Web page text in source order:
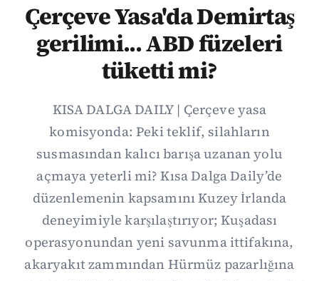
Çerçeve Yasa'da Demirtaş
gerilimi... ABD füzeleri
tüketti mi?
KISA DALGA DAILY | Çerçeve yasa
komisyonda: Peki teklif, silahların
susmasından kalıcı barışa uzanan yolu
açmaya yeterli mi? Kısa Dalga Daily’de
düzenlemenin kapsamını Kuzey İrlanda
deneyimiyle karşılaştırıyor; Kuşadası
operasyonundan yeni savunma ittifakına,
akaryakıt zammından Hürmüz pazarlığına